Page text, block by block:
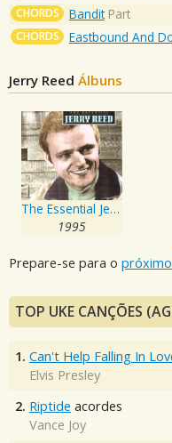
CHORDS Bandit Part
CHORDS Eastbound And
Jerry Reed Álbuns
The Essential Jerry Reed
1995
Prepare-se para o próximo
TOP UKE CANÇÕES
1. Can't Help Falling In
Elvis Presley
2. Riptide acordes
Vance Joy